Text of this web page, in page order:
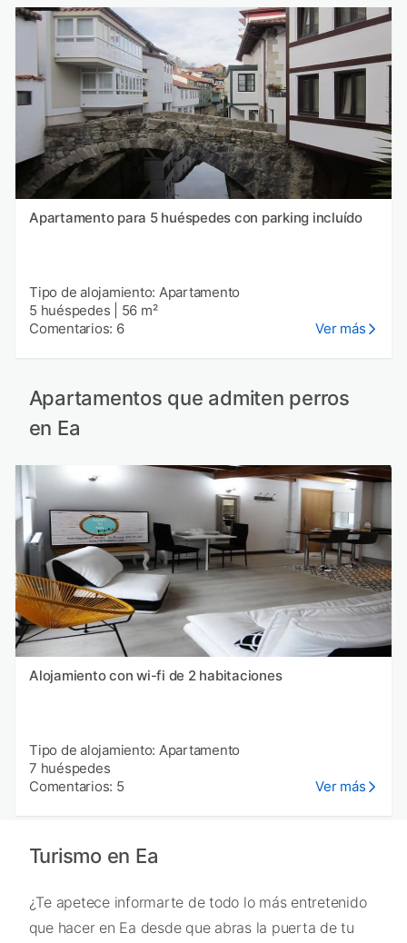
Apartamento para 5 huéspedes con parking incluído
Tipo de alojamiento: Apartamento
5 huéspedes
56 m²
Comentarios: 6
Ver más
Apartamentos que admiten perros
en Ea
Alojamiento con wi-fi de 2 habitaciones
Tipo de alojamiento: Apartamento
7 huéspedes
Comentarios: 5
Ver más
Turismo en Ea
¿Te apetece informarte de todo lo más entretenido
que hacer en Ea desde que abras la puerta de tu